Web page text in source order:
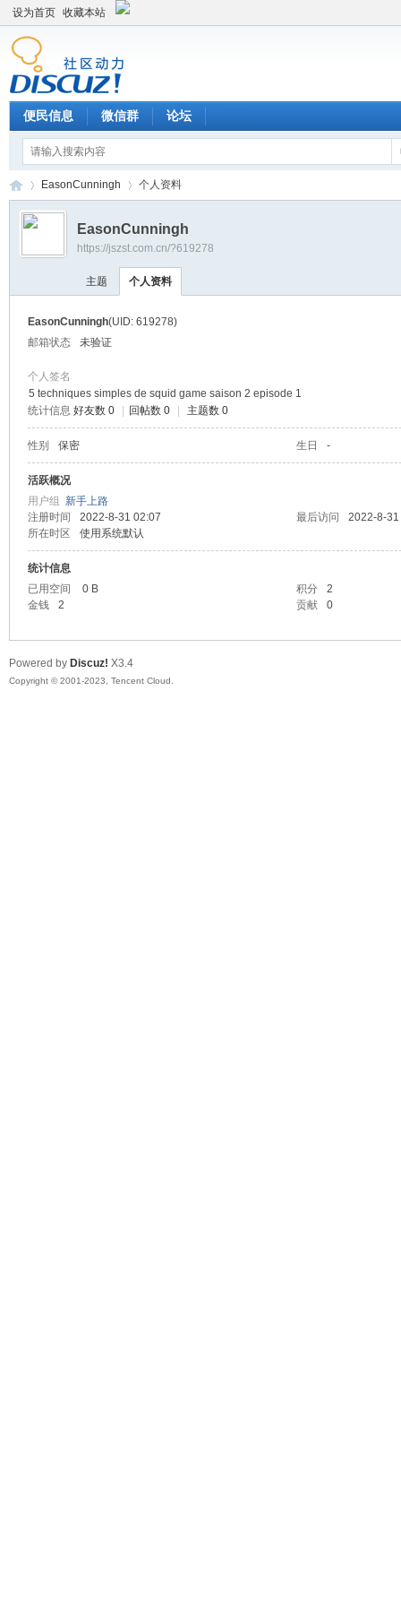
设为首页 收藏本站
便民信息 微信群 论坛
›
EasonCunningh 个人资料
EasonCunningh
https://jszst.com.cn/?619278
主题 个人资料
EasonCunningh(UID: 619278)
邮箱状态
未验证
个人签名
5 techniques simples de squid game saison 2 episode 1
统计信息 好友数 0 回帖数 0 主题数 0
性别 保密 生日 -
活跃概况
用户组 新手上路
注册时间
2022-8-31 02:07 最后访问
2022-8-
所在时区
使用系统默认
统计信息
已用空间
0 B 积分
2
金钱
2 贡献 0
Powered by Discuz! X3.4
Copyright © 2001-2023, Tencent Cloud.